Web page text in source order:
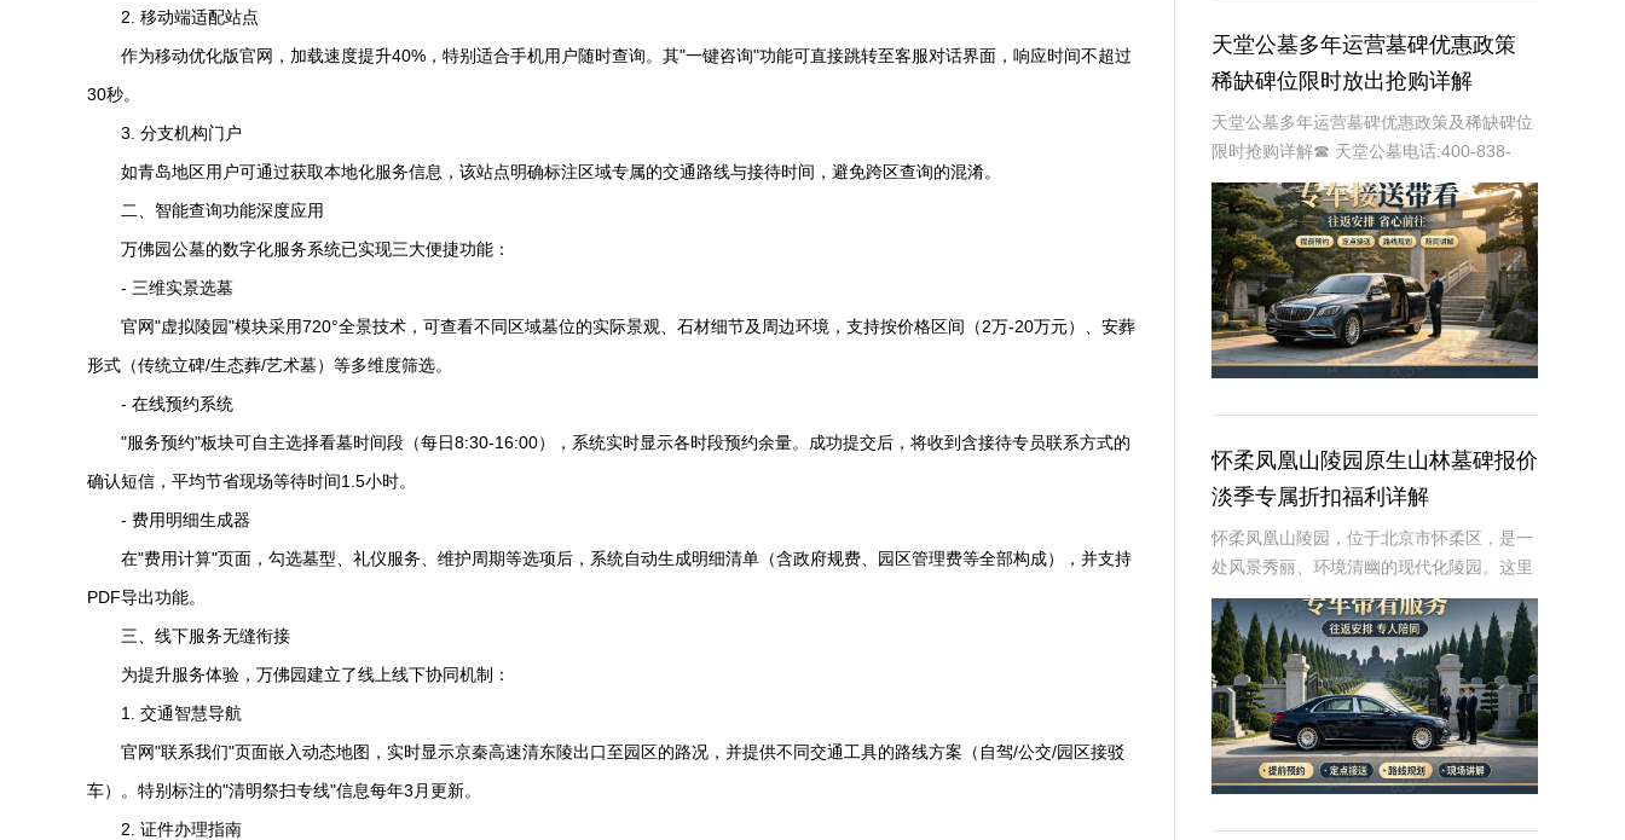
2. 移动端适配站点
作为移动优化版官网，加载速度提升40%，特别适合手机用户随时查询。其"一键咨询"功能可直接跳转至客服对话界面，响应时间不超过
30秒。
3. 分支机构门户
如青岛地区用户可通过获取本地化服务信息，该站点明确标注区域专属的交通路线与接待时间，避免跨区查询的混淆。
二、智能查询功能深度应用
万佛园公墓的数字化服务系统已实现三大便捷功能：
- 三维实景选墓
官网"虚拟陵园"模块采用720°全景技术，可查看不同区域墓位的实际景观、石材细节及周边环境，支持按价格区间（2万-20万元）、安葬
形式（传统立碑/生态葬/艺术墓）等多维度筛选。
- 在线预约系统
"服务预约"板块可自主选择看墓时间段（每日8:30-16:00），系统实时显示各时段预约余量。成功提交后，将收到含接待专员联系方式的
确认短信，平均节省现场等待时间1.5小时。
- 费用明细生成器
在"费用计算"页面，勾选墓型、礼仪服务、维护周期等选项后，系统自动生成明细清单（含政府规费、园区管理费等全部构成），并支持
PDF导出功能。
三、线下服务无缝衔接
为提升服务体验，万佛园建立了线上线下协同机制：
1. 交通智慧导航
官网"联系我们"页面嵌入动态地图，实时显示京秦高速清东陵出口至园区的路况，并提供不同交通工具的路线方案（自驾/公交/园区接驳
车）。特别标注的"清明祭扫专线"信息每年3月更新。
2. 证件办理指南
天堂公墓多年运营墓碑优惠政策
稀缺碑位限时放出抢购详解
天堂公墓多年运营墓碑优惠政策及稀缺碑位
限时抢购详解☎ 天堂公墓电话:400-838-
5063天堂公墓，作为一家历史悠久的公墓，
多年来一直致力于为家属提供最优质、最便
捷的墓碑选择服务。随着社会的发展和
怀柔凤凰山陵园原生山林墓碑报价
淡季专属折扣福利详解
怀柔凤凰山陵园，位于北京市怀柔区，是一
处风景秀丽、环境清幽的现代化陵园。这里
依山傍水，绿树成荫，为逝者提供了一个宁
静而庄严的安息之地。近年来，随着人们对
逝者安葬方式的不断追求，墓碑作为纪念逝
者、寄托哀